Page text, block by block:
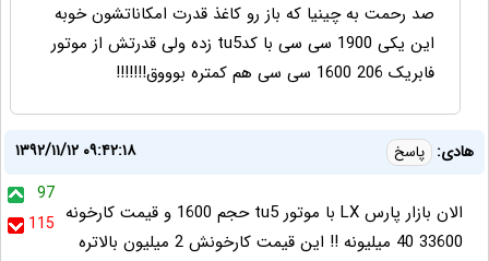
صد رحمت به چینیا که باز رو کاغذ قدرت امکاناتشون خوبه
این یکی 1900 سی سی با کدtu5 زده ولی قدرتش از موتور
فابریک 206 1600 سی سی هم کمتره بوووق!!!!!!!
هادی: پاسخ
۱۳۹۲/۱۱/۱۲ ۰۹:۴۲:۱۸
97
115 الان بازار پارس LX با موتور tu5 حجم 1600 و قیمت کارخونه
33600 40 میلیونه !! این قیمت کارخونش 2 میلیون بالاتره